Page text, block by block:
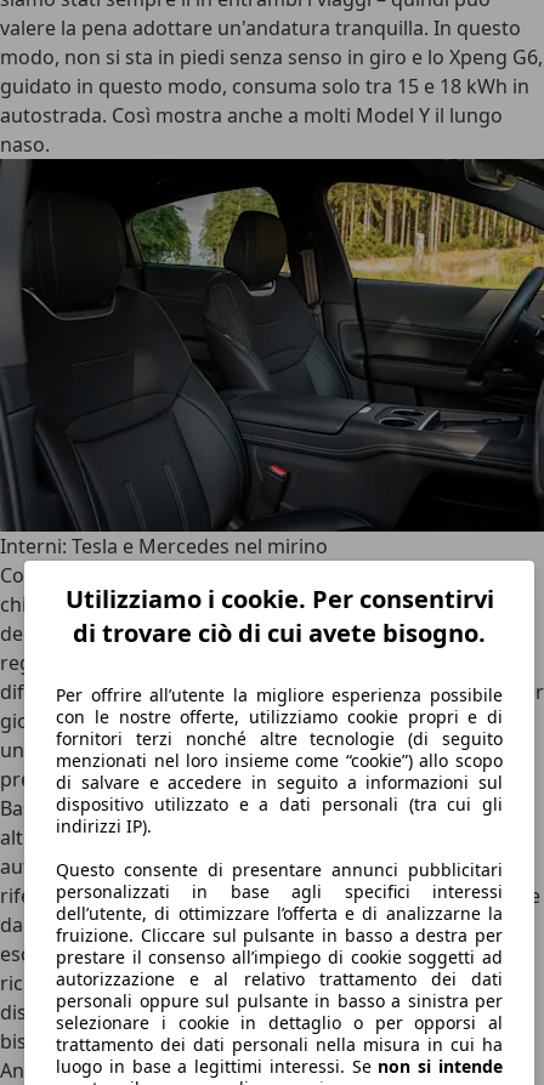
Utilizziamo i cookie. Per consentirvi
di trovare ciò di cui avete bisogno.
Per offrire all’utente la migliore esperienza possibile
con le nostre offerte, utilizziamo cookie propri e di
fornitori terzi nonché altre tecnologie (di seguito
menzionati nel loro insieme come “cookie”) allo scopo
di salvare e accedere in seguito a informazioni sul
dispositivo utilizzato e a dati personali (tra cui gli
indirizzi IP).
Questo consente di presentare annunci pubblicitari
personalizzati in base agli specifici interessi
dell’utente, di ottimizzare l’offerta e di analizzarne la
fruizione. Cliccare sul pulsante in basso a destra per
prestare il consenso all’impiego di cookie soggetti ad
autorizzazione e al relativo trattamento dei dati
personali oppure sul pulsante in basso a sinistra per
selezionare i cookie in dettaglio o per opporsi al
trattamento dei dati personali nella misura in cui ha
luogo in base a legittimi interessi. Se non si intende
valere la pena adottare un'andatura tranquilla. In questo
modo, non si sta in piedi senza senso in giro e lo Xpeng G6,
guidato in questo modo, consuma solo tra 15 e 18 kWh in
autostrada. Così mostra anche a molti Model Y il lungo
naso.
Interni: Tesla e Mercedes nel mirino
Comunque, il concetto del veicolo sembra puntare
chiaramente a Tesla. Design, spazio – perfino le
denominazioni dei modelli sembrano molto prese dal
regno di Musk. È un male? Al massimo per gli americani. A
differenza dei loro SUV, qui non è necessario un facelift per
giocare qualitativamente in prima linea. Gli interni sono di
una qualità che si avvicina pericolosamente alla società
premium tedesca.
Basta guardare la leva del cambio e delle frecce e alcuni
altri pulsanti sul tetto, e si vede quale costruttore
automobilistico della Germania meridionale è servito da
riferimento. "Il meglio o niente" sembra davvero provenire
dal Regno di Mezzo. Sì, il controllo senza pulsanti,
esclusivamente tramite il display centrale da 15 pollici,
richiede un po' di abitudine e comporta un certo rischio di
distrazione – altrimenti, però, c'è tutto a bordo di cui si ha
bisogno. E anche molto di più. Tutto di serie, si intende.
Anche due piastre di ricarica induttive per gli smartphone